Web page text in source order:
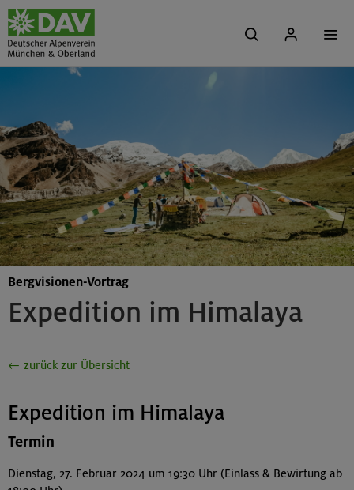
Expedition im Himalaya
Bergvisionen-Vortrag
← zurück zur Übersicht
Expedition im Himalaya
Termin
Dienstag, 27. Februar 2024 um 19:30 Uhr (Einlass & Bewirtung ab